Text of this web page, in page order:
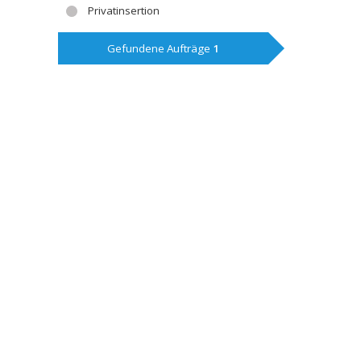
Privatinsertion
Gefundene Aufträge 1